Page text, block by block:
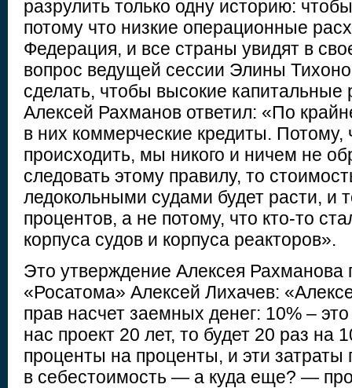
разрулить только одну историю:
потому что низкие операционные
Федерация, и все страны увидят в
вопрос ведущей сессии Элины
сделать, чтобы высокие капитальные
Алексей Рахманов ответил: «По
в них коммерческие кредиты. Потому,
происходить, мы никого и ничем не
следовать этому правилу, то
ледокольными судами будет расти, и
процентов, а не потому, что кто-то
корпуса судов и корпуса реакторов».
Это утверждение Алексея Рахманова
«Росатома» Алексей Лихачев:
прав насчет заемных денег: 10% –
нас проект 20 лет, то будет 20 раз на
проценты на проценты, и эти затраты
в себестоимость — а куда еще? —